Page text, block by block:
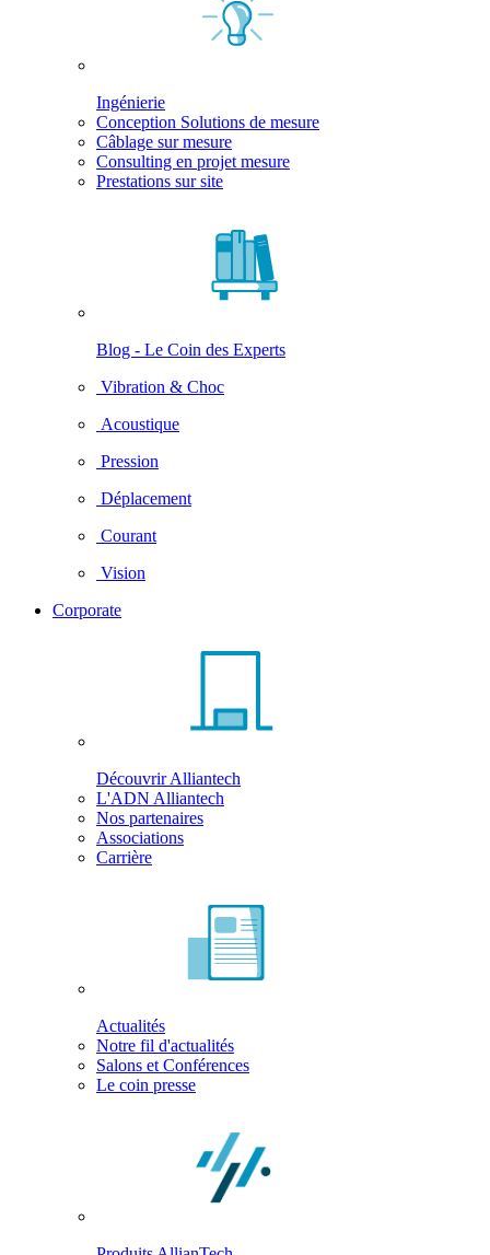
Ingénierie
Conception Solutions de mesure
Câblage sur mesure
Consulting en projet mesure
Prestations sur site
Blog - Le Coin des Experts
Vibration & Choc
Acoustique
Pression
Déplacement
Courant
Vision
Corporate
Découvrir Alliantech
L'ADN Alliantech
Nos partenaires
Associations
Carrière
Actualités
Notre fil d'actualités
Salons et Conférences
Le coin presse